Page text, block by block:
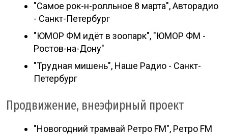
"Самое рок-н-ролльное 8 марта", Авторадио
- Санкт-Петербург
"ЮМОР ФМ идёт в зоопарк", "ЮМОР ФМ -
Ростов-на-Дону"
"Трудная мишень", Наше Радио - Санкт-
Петербург
Продвижение, внеэфирный проект
"Новогодний трамвай Ретро FM", Ретро FM